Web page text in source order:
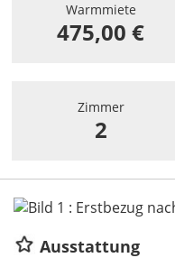
Warmmiete
475,00 €
Zimmer
2
Ausstattung